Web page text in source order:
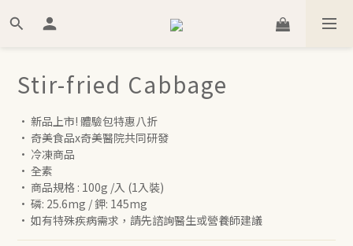
Stir-fried Cabbage
• 新品上市! 體驗包特惠八折
• 奇美食品x奇美醫院共同研發
• 冷凍商品
• 全素
• 商品規格 : 100g /入 (1入裝)
• 磷: 25.6mg / 鉀: 145mg
• 如有特殊疾病需求，請先諮詢醫生或營養師建議